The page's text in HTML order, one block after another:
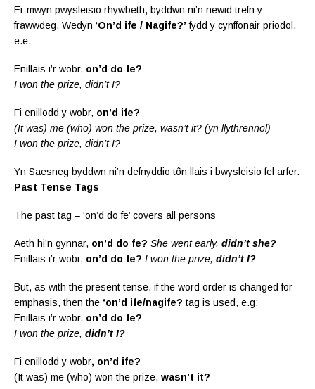
Er mwyn pwysleisio rhywbeth, byddwn ni’n newid trefn y
frawwdeg. Wedyn ‘On’d ife / Nagife?’ fydd y cynffonair priodol,
e.e.
Enillais i’r wobr, on’d do fe?
I won the prize, didn’t I?
Fi enillodd y wobr, on’d ife?
(It was) me (who) won the prize, wasn’t it? (yn llythrennol)
I won the prize, didn’t I?
Yn Saesneg byddwn ni’n defnyddio tôn llais i bwysleisio fel arfer.
Past Tense Tags
The past tag – ‘on’d do fe’ covers all persons
Aeth hi’n gynnar, on’d do fe? She went early, didn’t she?
Enillais i’r wobr, on’d do fe? I won the prize, didn’t I?
But, as with the present tense, if the word order is changed for
emphasis, then the ‘on’d ife/nagife? tag is used, e.g:
Enillais i’r wobr, on’d do fe?
I won the prize, didn’t I?
Fi enillodd y wobr, on’d ife?
(It was) me (who) won the prize, wasn’t it?